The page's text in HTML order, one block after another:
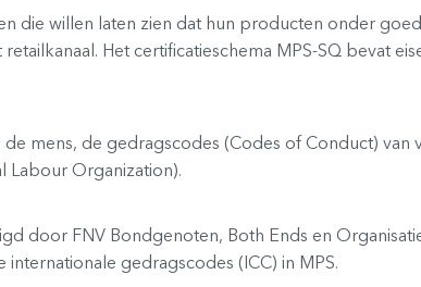
die willen laten zien dat hun producten onder
Het certificatieschema MPS-SQ bevat
mens, de gedragscodes (Codes of Conduct)
Labour Organization).
door FNV Bondgenoten, Both Ends en
gedragscodes (ICC) in MPS.